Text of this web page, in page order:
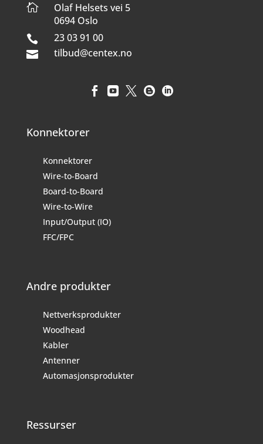

Olaf Helsets vei 5
0694 Oslo
 23 03 91 00
 tilbud@centex.no
    
Konnektorer
Konnektorer
Wire-to-Board
Board-to-Board
Wire-to-Wire
Input/Output (IO)
FFC/FPC
Andre produkter
Nettverksprodukter
Woodhead
Kabler
Antenner
Automasjonsprodukter
Ressurser